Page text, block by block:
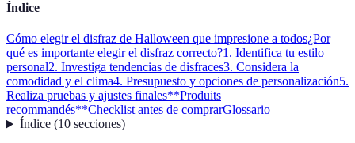
Índice
Cómo elegir el disfraz de Halloween que impresione a todos¿Por
qué es importante elegir el disfraz correcto?1. Identifica tu estilo
personal2. Investiga tendencias de disfraces3. Considera la
comodidad y el clima4. Presupuesto y opciones de personalización5.
Realiza pruebas y ajustes finales**Produits
recommandés**Checklist antes de comprarGlossario
Índice(10 secciones)